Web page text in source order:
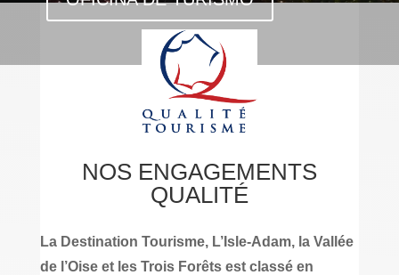
NOS ENGAGEMENTS
QUALITÉ
La Destination Tourisme, L’Isle-Adam, la Vallée
de l’Oise et les Trois Forêts est classé en